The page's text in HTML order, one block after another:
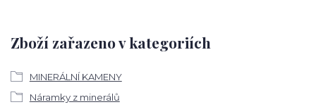
Zboží zařazeno v kategoriích
MINERÁLNÍ KAMENY
Náramky z minerálů